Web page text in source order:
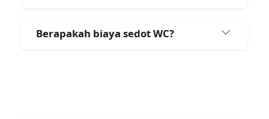
Berapakah biaya sedot WC?